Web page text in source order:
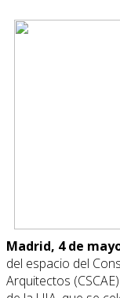
Madrid, 4 de
del espacio del
Arquitectos